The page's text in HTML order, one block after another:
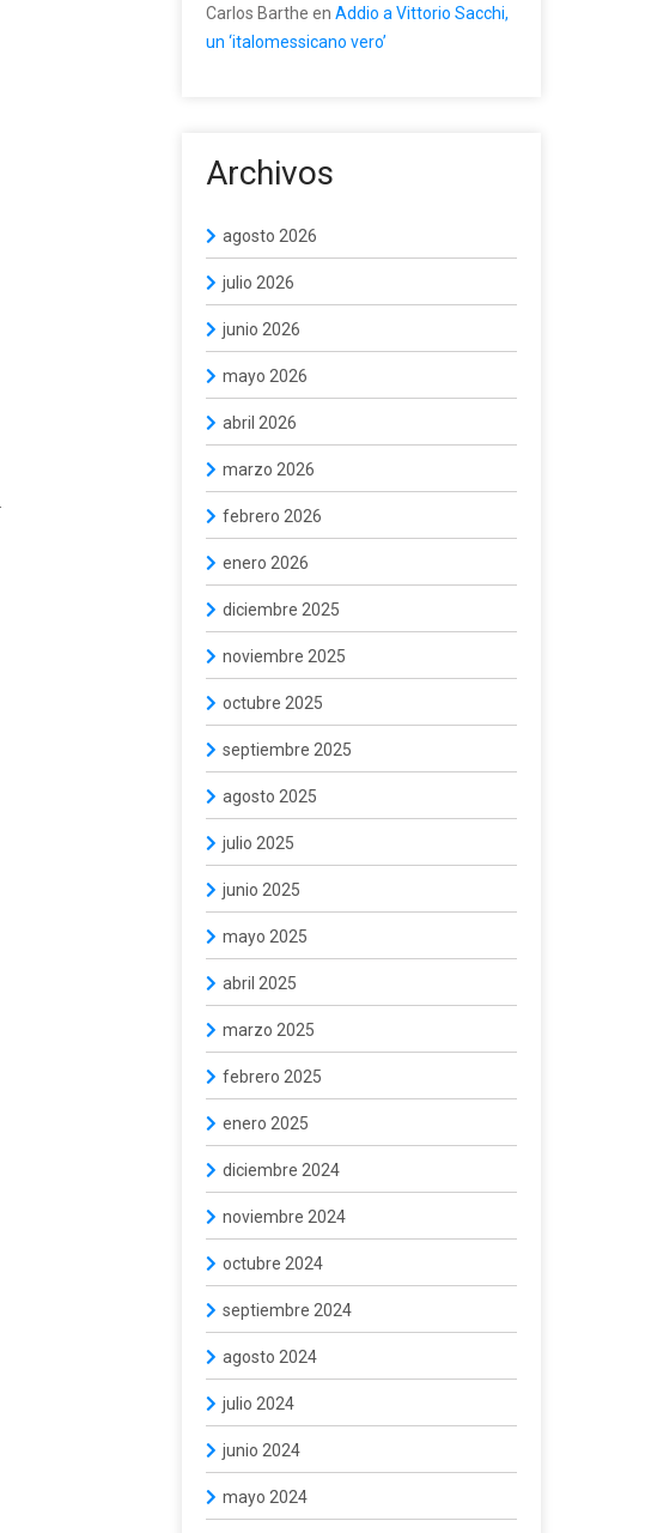
Carlos Barthe en Addio a Vittorio Sacchi,
un ‘italomessicano vero’
Archivos
agosto 2026
julio 2026
junio 2026
mayo 2026
abril 2026
marzo 2026
febrero 2026
enero 2026
diciembre 2025
noviembre 2025
octubre 2025
septiembre 2025
agosto 2025
julio 2025
junio 2025
mayo 2025
abril 2025
marzo 2025
febrero 2025
enero 2025
diciembre 2024
noviembre 2024
octubre 2024
septiembre 2024
agosto 2024
julio 2024
junio 2024
mayo 2024